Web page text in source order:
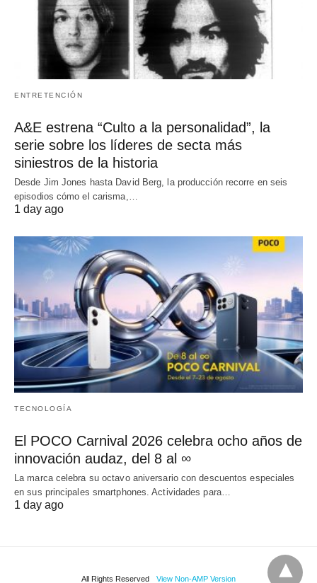
ENTRETENCIÓN
A&E estrena “Culto a la personalidad”, la
serie sobre los líderes de secta más
siniestros de la historia
Desde Jim Jones hasta David Berg, la producción recorre en seis
episodios cómo el carisma,…
1 day ago
TECNOLOGÍA
El POCO Carnival 2026 celebra ocho años de
innovación audaz, del 8 al ∞
La marca celebra su octavo aniversario con descuentos especiales
en sus principales smartphones. Actividades para…
1 day ago
All Rights Reserved View Non-AMP Version